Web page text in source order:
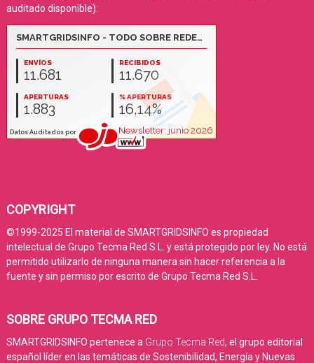
auditado disponible):
COPYRIGHT
©1999-2025 El material de SMARTGRIDSINFO es propiedad
intelectual de Grupo Tecma Red S.L. y está protegido por ley. No está
permitido utilizarlo de ninguna manera sin hacer referencia a la
fuente y sin permiso por escrito de Grupo Tecma Red S.L.
SOBRE GRUPO TECMA RED
SMARTGRIDSINFO pertenece a Grupo Tecma Red, el grupo editorial
español líder en las temáticas de Sostenibilidad, Energía y Nuevas